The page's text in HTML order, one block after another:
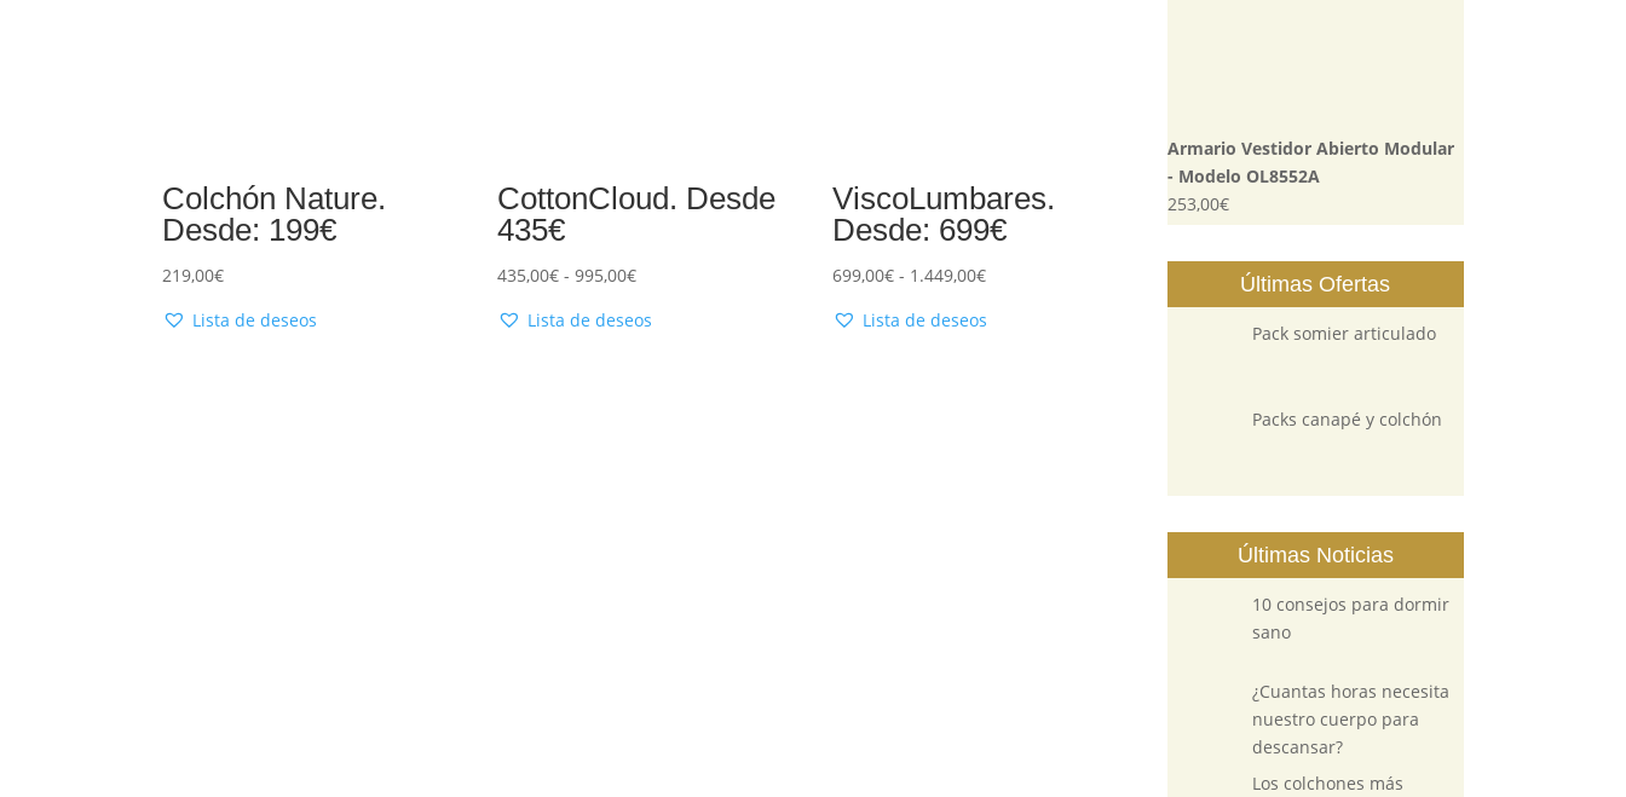
Colchón Nature.
Desde: 199€
219,00€
Lista de deseos
CottonCloud. Desde
435€
435,00€ - 995,00€
Lista de deseos
ViscoLumbares.
Desde: 699€
699,00€ - 1.449,00€
Lista de deseos
Armario Vestidor Abierto Modular
- Modelo OL8552A
253,00€
Últimas Ofertas
Pack somier articulado
Packs canapé y colchón
Últimas Noticias
10 consejos para dormir
sano
¿Cuantas horas necesita
nuestro cuerpo para
descansar?
Los colchones más